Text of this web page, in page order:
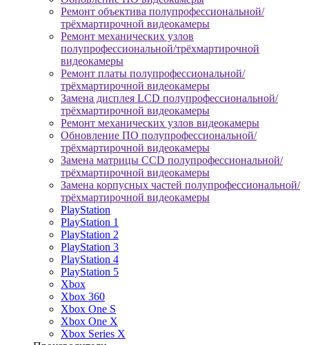
Ремонт объектива полупрофессиональной/
трёхмартирочной видеокамеры
Ремонт механических узлов
полупрофессиональной/трёхмартирочной
видеокамеры
Ремонт платы полупрофессиональной/
трёхмартирочной видеокамеры
Замена дисплея LCD полупрофессиональной/
трёхмартирочной видеокамеры
Ремонт механических узлов видеокамеры
Обновление ПО полупрофессиональной/
трёхмартирочной видеокамеры
Замена матрицы CCD полупрофессиональной/
трёхмартирочной видеокамеры
Замена корпусных частей полупрофессиональной/
трёхмартирочной видеокамеры
PlayStation
PlayStation 1
PlayStation 2
PlayStation 3
PlayStation 4
PlayStation 5
Xbox
Xbox 360
Xbox One S
Xbox One X
Xbox Series X